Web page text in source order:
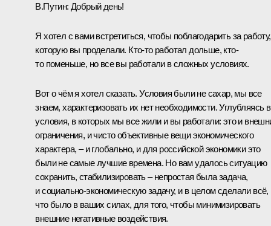
В.Путин: Добрый день!
Я хотел с вами встретиться, чтобы поблагодарить за работу,
которую вы проделали. Кто-то работал дольше, кто-
то поменьше, но все вы работали в сложных условиях.
Вот о чём я хотел сказать. Условия были не сахар, мы все
знаем, характеризовать их нет необходимости. Углубляясь
условия, в которых мы все жили и вы работали: это и
ограничения, и чисто объективные вещи экономического
характера, – и глобально, и для российской экономики это
были не самые лучшие времена. Но вам удалось ситуацию
сохранить, стабилизировать – непростая была задача,
и социально-экономическую задачу, и в целом сделали всё,
что было в ваших силах, для того, чтобы минимизировать
внешние негативные воздействия.